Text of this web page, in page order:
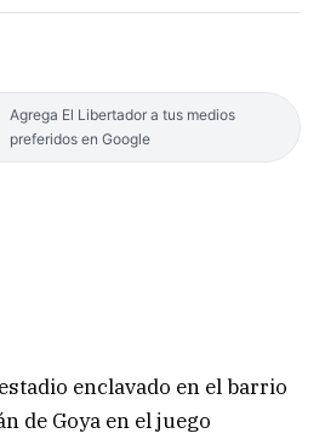
Agrega El Libertador a tus medios
preferidos en Google
enclavado en el barrio
de Goya en el juego